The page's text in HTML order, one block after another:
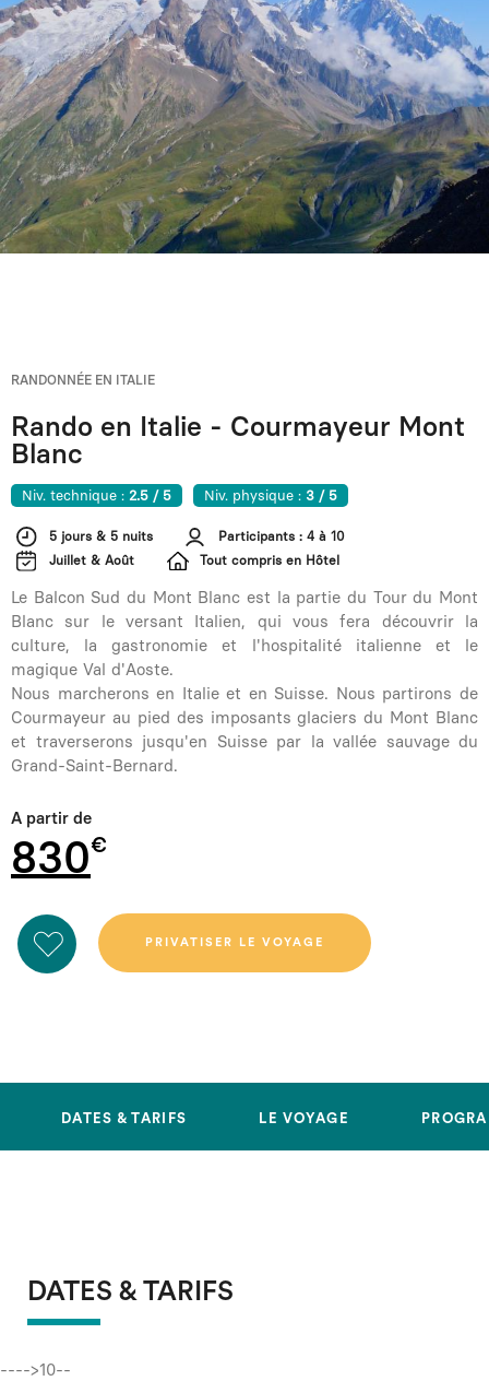
RANDONNÉE EN ITALIE
Rando en Italie - Courmayeur Mont
Blanc
Niv. technique : 2.5 / 5 Niv. physique : 3 / 5
5 jours & 5 nuits
Participants : 4 à 10
Juillet & Août
Tout compris en Hôtel
Le Balcon Sud du Mont Blanc est la partie du Tour du Mont
Blanc sur le versant Italien, qui vous fera découvrir la
culture, la gastronomie et l'hospitalité italienne et le
magique Val d'Aoste.
Nous marcherons en Italie et en Suisse. Nous partirons de
Courmayeur au pied des imposants glaciers du Mont Blanc
et traverserons jusqu'en Suisse par la vallée sauvage du
Grand-Saint-Bernard.
A partir de
830
DATES & TARIFS LE VOYAGE
DATES & TARIFS
---->10--